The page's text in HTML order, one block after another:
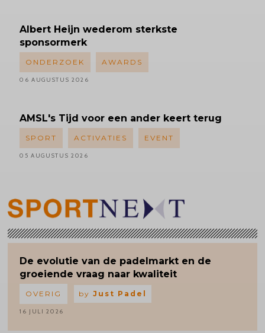
Albert Heijn wederom sterkste
sponsormerk
ONDERZOEK AWARDS
06 AUGUSTUS 2026
AMSL's Tijd voor een ander keert terug
SPORT ACTIVATIES EVENT
05 AUGUSTUS 2026
De evolutie van de padelmarkt en de
groeiende vraag naar kwaliteit
OVERIG by Just Padel
16 JULI 2026